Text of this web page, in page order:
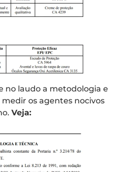
no laudo a metodologia e
os agentes nocivos
Veja: